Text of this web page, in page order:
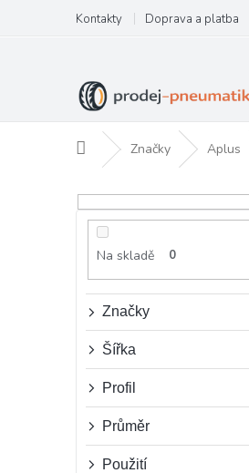
obsah
Kontakty Doprava a platba
Domů Značky Aplus
o
Na skladě 0
Značky
Šířka
Profil
Průměr
Použití